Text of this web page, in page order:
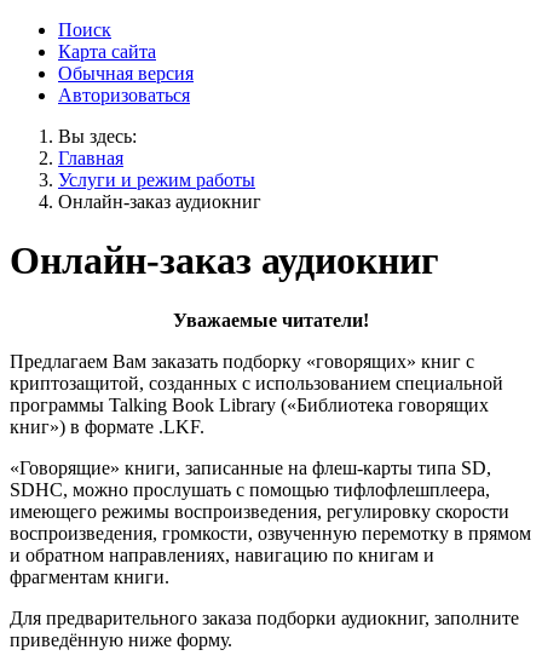
Поиск
Карта сайта
Обычная версия
Авторизоваться
Вы здесь:
Главная
Услуги и режим работы
Онлайн-заказ аудиокниг
Онлайн-заказ аудиокниг
Уважаемые читатели!
Предлагаем Вам заказать подборку «говорящих» книг с
криптозащитой, созданных с использованием специальной
программы Talking Book Library («Библиотека говорящих
книг») в формате .LKF.
«Говорящие» книги, записанные на флеш-карты типа SD,
SDHC, можно прослушать с помощью тифлофлешплеера,
имеющего режимы воспроизведения, регулировку скорости
воспроизведения, громкости, озвученную перемотку в прямом
и обратном направлениях, навигацию по книгам и
фрагментам книги.
Для предварительного заказа подборки аудиокниг, заполните
приведённую ниже форму.